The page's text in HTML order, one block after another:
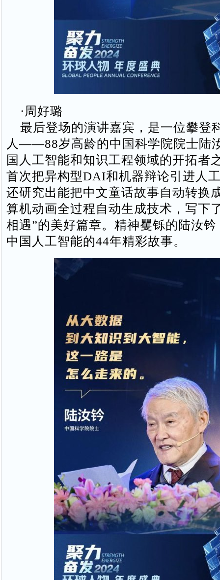
·周好璐
最后登场的演讲嘉宾，是一位攀登
人——88岁高龄的中国科学院院士陆
国人工智能和知识工程领域的开拓者
首次把异构型DAI和机器辩论引进人
还研究出能把中文童话故事自动转换
算机动画全过程自动生成技术，写下
相遇”的美好篇章。精神矍铄的陆汝
中国人工智能的44年精彩故事。